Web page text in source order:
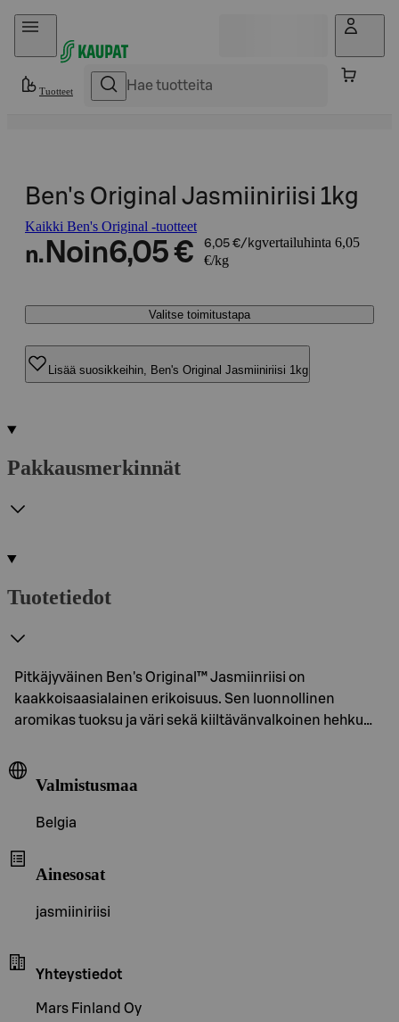
Hyppää sisältöön
Tuotteet
Ben's Original Jasmiiniriisi 1kg
Kaikki Ben's Original -tuotteet
n. Noin6,05 € 6,05 €/kgvertailuhinta 6,05
€/kg
Valitse toimitustapa
Lisää suosikkeihin, Ben's Original Jasmiiniriisi 1kg
Pakkausmerkinnät
Tuotetiedot
Pitkäjyväinen Ben's Original™ Jasmiinriisi on
kaakkoisaasialainen erikoisuus. Sen luonnollinen
aromikas tuoksu ja väri sekä kiiltävänvalkoinen hehku…
Valmistusmaa
Belgia
Ainesosat
jasmiiniriisi
Yhteystiedot
Mars Finland Oy